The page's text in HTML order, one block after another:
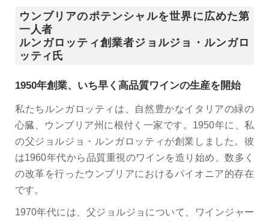
ウンブリアのポテンシャルを世界に広めた第
一人者
ルンガロッティ創業者ジョルジョ・ルンガロ
ッティ氏
1950年創業、いち早く高品質ワインの生産を開始
私たちルンガロッティは、自然豊かなイタリアの緑の
心臓、ウンブリア州に根付く一家です。1950年に、私
の父ジョルジョ・ルンガロッティが創業しました。彼
は1960年代から品質重視のワインを造り始め、数多く
の改革を行ったウンブリアにおけるパイオニア的存在
です。
1970年代には、父ジョルジョについて、ワインジャー